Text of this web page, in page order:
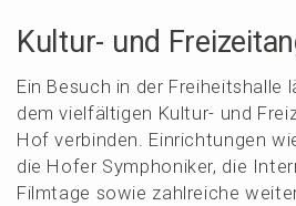
Kultur- und
Ein Besuch in der Freiheits­hal­le
dem vielfäl­ti­gen Kultur- und
Hof verbin­den. Einrich­tun­gen
die Hofer Sympho­ni­ker, die
Filmta­ge sowie zahlrei­che